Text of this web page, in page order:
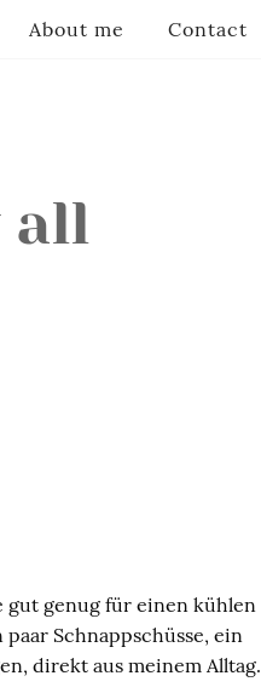
all
genug für einen kühlen
Schnappschüsse, ein
direkt aus meinem Alltag.
About me Contact